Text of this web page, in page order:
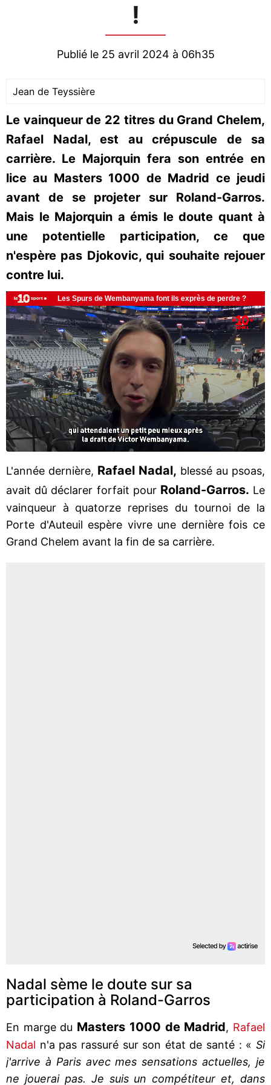
!
Publié le 25 avril 2024 à 06h35
Jean de Teyssière
Le vainqueur de 22 titres du Grand Chelem,
Rafael Nadal, est au crépuscule de sa
carrière. Le Majorquin fera son entrée en
lice au Masters 1000 de Madrid ce jeudi
avant de se projeter sur Roland-Garros.
Mais le Majorquin a émis le doute quant à
une potentielle participation, ce que
n'espère pas Djokovic, qui souhaite rejouer
contre lui.
L'année dernière, Rafael Nadal, blessé au psoas,
avait dû déclarer forfait pour Roland-Garros. Le
vainqueur à quatorze reprises du tournoi de la
Porte d'Auteuil espère vivre une dernière fois ce
Grand Chelem avant la fin de sa carrière.
Nadal sème le doute sur sa
participation à Roland-Garros
En marge du Masters 1000 de Madrid, Rafael
Nadal n'a pas rassuré sur son état de santé : « Si
j'arrive à Paris avec mes sensations actuelles, je
ne jouerai pas. Je suis un compétiteur et, dans